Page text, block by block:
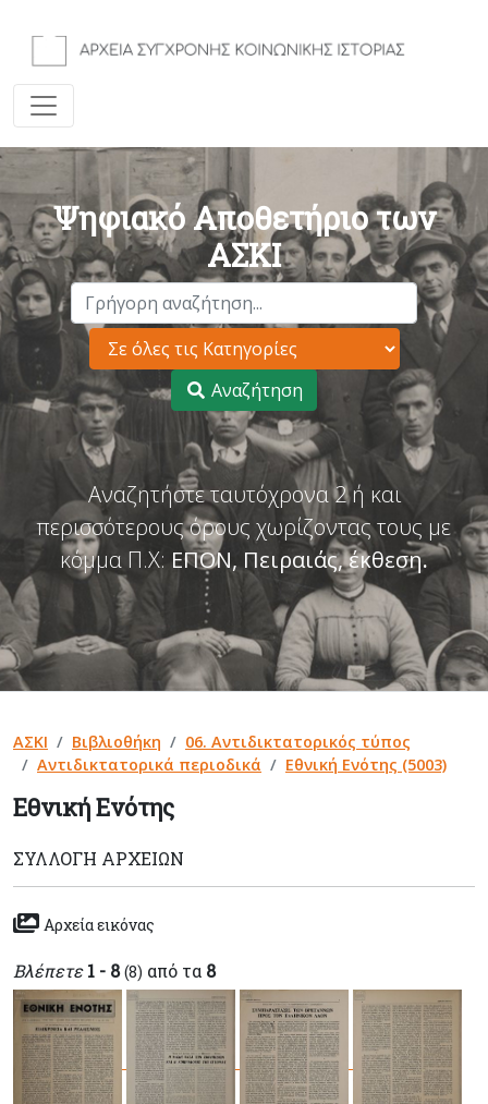
Ψηφιακό Αποθετήριο των
ΑΣΚΙ
Αναζήτηση
Αναζητήστε ταυτόχρονα 2 ή και
περισσότερους όρους χωρίζοντας τους με
κόμμα Π.Χ: ΕΠΟΝ, Πειραιάς, έκθεση.
ΑΣΚΙ Βιβλιοθήκη
06. Αντιδικτατορικός τύπος
Αντιδικτατορικά περιοδικά
Εθνική Ενότης (5003)
Εθνική Ενότης
ΣΥΛΛΟΓΉ ΑΡΧΕΊΩΝ
Αρχεία εικόνας
Βλέπετε 1 - 8 (8) από τα 8